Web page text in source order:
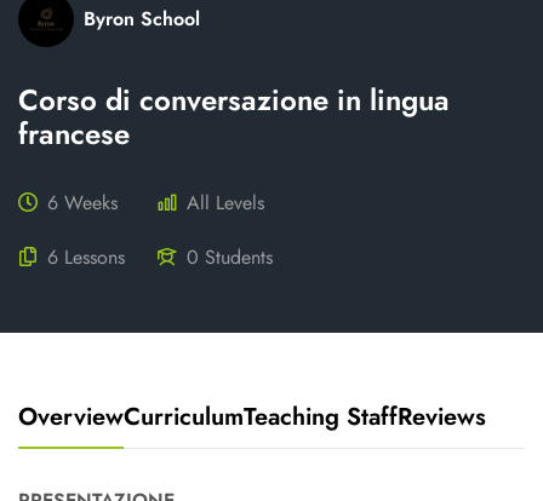
Byron School
Corso di conversazione in lingua
francese
6 Weeks
All Levels
6 Lessons
0 Students
OverviewCurriculumTeaching StaffReviews